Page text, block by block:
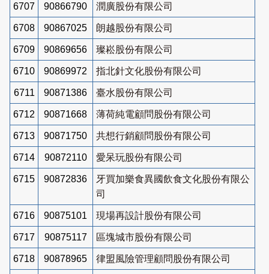
6707 90866790 潤廣股份有限公司
6708 90867025 朗越股份有限公司
6709 90869656 璨崧股份有限公司
6710 90869972 指北針文化股份有限公司
6711 90871386 臺水股份有限公司
6712 90871668 薄荷純電顧問股份有限公司
6713 90871750 共想行銷顧問股份有限公司
6714 90872110 愛呆玩股份有限公司
6715 90872836
牙買加樂食異國飲食文化股份有限公
司
6716 90875101 現場再設計股份有限公司
6717 90875117 區塊城市股份有限公司
6718 90878965 律盟風險管理顧問股份有限公司